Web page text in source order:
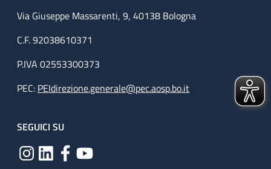
Via Giuseppe Massarenti, 9, 40138 Bologna
C.F. 92038610371
P.IVA 02553300373
PEC: PEIdirezione.generale@pec.aosp.bo.it
SEGUICI SU